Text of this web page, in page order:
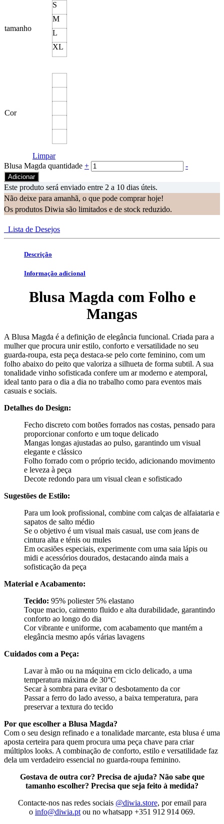
tamanho
S
M
L
XL
Cor
Limpar
Blusa Magda quantidade + -
Adicionar
Este produto será enviado entre 2 a 10 dias úteis.
Não deixe para amanhã, o que pode comprar hoje!
Os produtos Diwia são limitados e de stock reduzido.
Lista de Desejos
Descrição
Informação adicional
Blusa Magda com Folho e
Mangas
A Blusa Magda é a definição de elegância funcional. Criada para a
mulher que procura unir estilo, conforto e versatilidade no seu
guarda-roupa, esta peça destaca-se pelo corte feminino, com um
folho abaixo do peito que valoriza a silhueta de forma subtil. A sua
tonalidade vinho sofisticada confere um ar moderno e atemporal,
ideal tanto para o dia a dia no trabalho como para eventos mais
casuais e sociais.
Detalhes do Design:
Fecho discreto com botões forrados nas costas, pensado para
proporcionar conforto e um toque delicado
Mangas longas ajustadas ao pulso, garantindo um visual
elegante e clássico
Folho forrado com o próprio tecido, adicionando movimento
e leveza à peça
Decote redondo para um visual clean e sofisticado
Sugestões de Estilo:
Para um look profissional, combine com calças de alfaiataria e
sapatos de salto médio
Se o objetivo é um visual mais casual, use com jeans de
cintura alta e ténis ou mules
Em ocasiões especiais, experimente com uma saia lápis ou
midi e acessórios dourados, destacando ainda mais a
sofisticação da peça
Material e Acabamento:
Tecido: 95% poliester 5% elastano
Toque macio, caimento fluido e alta durabilidade, garantindo
conforto ao longo do dia
Cor vibrante e uniforme, com acabamento que mantém a
elegância mesmo após várias lavagens
Cuidados com a Peça:
Lavar à mão ou na máquina em ciclo delicado, a uma
temperatura máxima de 30°C
Secar à sombra para evitar o desbotamento da cor
Passar a ferro do lado avesso, a baixa temperatura, para
preservar a textura do tecido
Por que escolher a Blusa Magda?
Com o seu design refinado e a tonalidade marcante, esta blusa é uma
aposta certeira para quem procura uma peça chave para criar
múltiplos looks. A combinação de conforto, estilo e versatilidade faz
dela um verdadeiro essencial no guarda-roupa feminino.
Gostava de outra cor? Precisa de ajuda? Não sabe que
tamanho escolher? Precisa que seja feito à medida?
Contacte-nos nas redes sociais @diwia.store, por email para
o info@diwia.pt ou no whatsapp +351 912 914 069.